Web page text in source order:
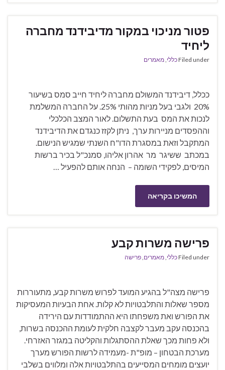
פטור מניכוי במקור מדיבידנד מחברה
ליחיד
Filed underכללי,מאמרים
ככלל, דיבידנד המשולם מחברה ליחיד חייב סמס בשיעור
20% ולגבי בעל מניות מהותי 25%. על החברה המשלמת
לנכות את המס בעת התשלום. לאור המצב הכלכלי
וההפסדים מניירות ערך, ניתן לקזז כנגדם את הדיבידנד
המתקבל וזאת במסגרת הדו"ח השנתי שמגיש הנישום.
במכתב ששיגר מר אהרון אליהו, סמנכ"ל בכיר ברשות
המיסים, לפקידי השומה – הנחה אותם להפעיל …
המשיכו בקריאה
פרישה משרות קבע
Filed underכללי,מאמרים,פרישה
פרישה מצה"ל בהגיע המועד לפרוש משרות קבע, מתעוררות
מספר שאלות והתלבטויות לא קלות. אחת הבעיות המעסיקות
את הפורש ואת משפחתו היא ההתמודדות עם הירידה
בהכנסה עקב מעבר לקצבה חלקית לעומת ההכנסה בשרות,
ולא פחות מכך שאלת ההסתגלות והקליטה במגזר האזרחי.
מערכת הבטחון – מופ"ת -מעמידה לרשות הפורש מערך
יועצים מומחים המסייעים בהתלבטויות אלה ומלווים בשלבי